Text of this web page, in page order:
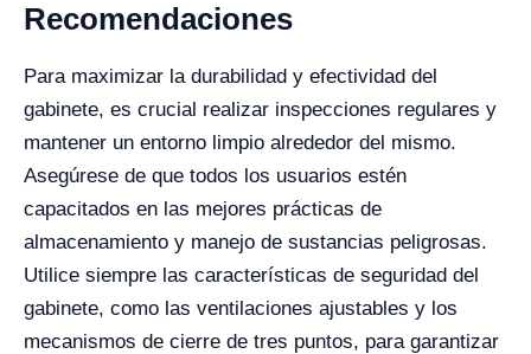
Recomendaciones
Para maximizar la durabilidad y efectividad del
gabinete, es crucial realizar inspecciones regulares y
mantener un entorno limpio alrededor del mismo.
Asegúrese de que todos los usuarios estén
capacitados en las mejores prácticas de
almacenamiento y manejo de sustancias peligrosas.
Utilice siempre las características de seguridad del
gabinete, como las ventilaciones ajustables y los
mecanismos de cierre de tres puntos, para garantizar